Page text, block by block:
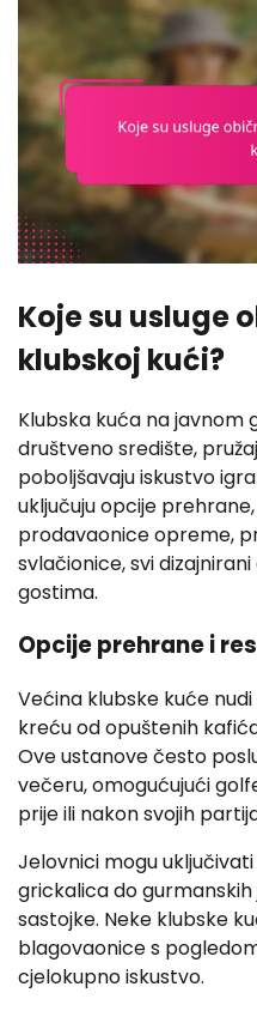
Koje su usluge
klubskoj kući?
Klubska kuća na javnom
društveno središte,
poboljšavaju iskustvo
uključuju opcije
prodavaonice opreme,
svlačionice, svi
gostima.
Opcije prehrane i
Većina klubske kuće
kreću od opuštenih
Ove ustanove često
večeru, omogućujući
prije ili nakon svojih
Jelovnici mogu
grickalica do
sastojke. Neke klubske
blagovaonice s
cjelokupno iskustvo.